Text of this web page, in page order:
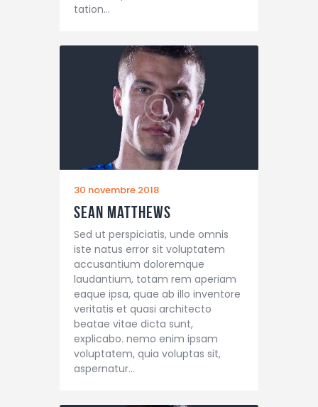
tation…
30 novembre 2018
Sean Matthews
Sed ut perspiciatis, unde omnis
iste natus error sit voluptatem
accusantium doloremque
laudantium, totam rem aperiam
eaque ipsa, quae ab illo inventore
veritatis et quasi architecto
beatae vitae dicta sunt,
explicabo. nemo enim ipsam
voluptatem, quia voluptas sit,
aspernatur…